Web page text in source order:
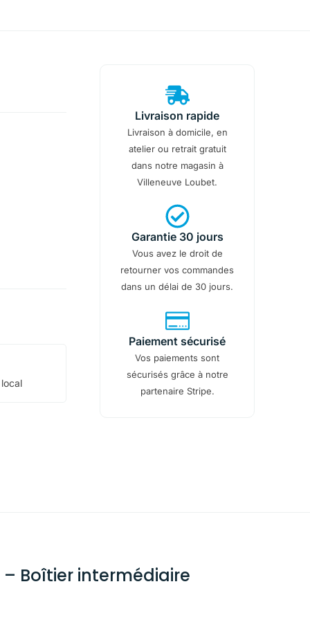
Livraison rapide
Livraison à domicile, en
atelier ou retrait gratuit
dans notre magasin à
Villeneuve Loubet.
Garantie 30 jours
Vous avez le droit de
retourner vos commandes
dans un délai de 30 jours.
Paiement sécurisé
Vos paiements sont
sécurisés grâce à notre
partenaire Stripe.
Boîtier intermédiaire